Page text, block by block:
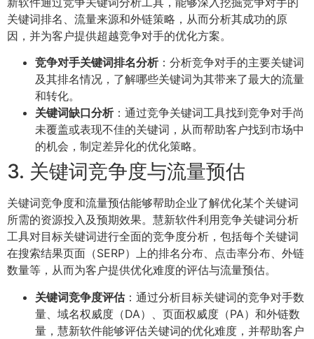
关键词排名、流量来源和外链策略，从而分析其成功的原
因，并为客户提供超越竞争对手的优化方案。
竞争对手关键词排名分析：分析竞争对手的主要关键词
及其排名情况，了解哪些关键词为其带来了最大的流量
和转化。
关键词缺口分析：通过竞争关键词工具找到竞争对手尚
未覆盖或表现不佳的关键词，从而帮助客户找到市场中
的机会，制定差异化的优化策略。
3. 关键词竞争度与流量预估
关键词竞争度和流量预估能够帮助企业了解优化某个关键词
所需的资源投入及预期效果。慧新软件利用竞争关键词分析
工具对目标关键词进行全面的竞争度分析，包括每个关键词
在搜索结果页面（SERP）上的排名分布、点击率分布、外链
数量等，从而为客户提供优化难度的评估与流量预估。
关键词竞争度评估：通过分析目标关键词的竞争对手数
量、域名权威度（DA）、页面权威度（PA）和外链数
量，慧新软件能够评估关键词的优化难度，并帮助客户